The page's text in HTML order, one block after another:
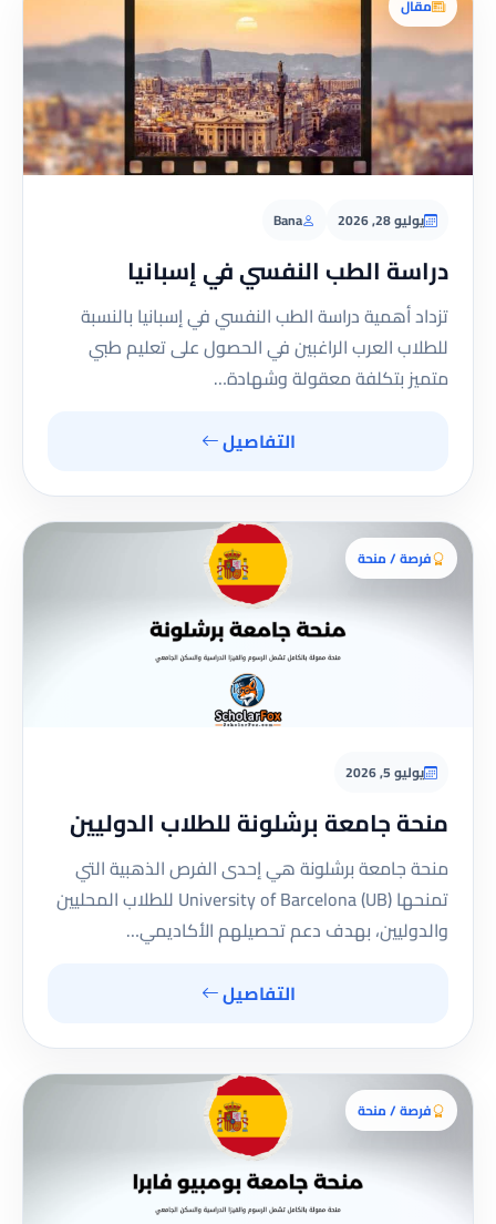
مقال
يوليو 28, 2026 Bana
دراسة الطب النفسي في إسبانيا
تزداد أهمية دراسة الطب النفسي في إسبانيا بالنسبة
للطلاب العرب الراغبين في الحصول على تعليم طبي
متميز بتكلفة معقولة وشهادة…
التفاصيل
فرصة / منحة
يوليو 5, 2026
منحة جامعة برشلونة للطلاب الدوليين
منحة جامعة برشلونة هي إحدى الفرص الذهبية التي
تمنحها University of Barcelona (UB) للطلاب المحليين
والدوليين، بهدف دعم تحصيلهم الأكاديمي…
التفاصيل
فرصة / منحة